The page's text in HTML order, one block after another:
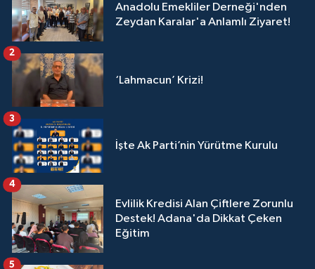
Anadolu Emekliler Derneği'nden
Zeydan Karalar'a Anlamlı Ziyaret!
‘Lahmacun’ Krizi!
2
İşte Ak Parti’nin Yürütme Kurulu
3
Evlilik Kredisi Alan Çiftlere Zorunlu
Destek! Adana'da Dikkat Çeken
Eğitim
4
5